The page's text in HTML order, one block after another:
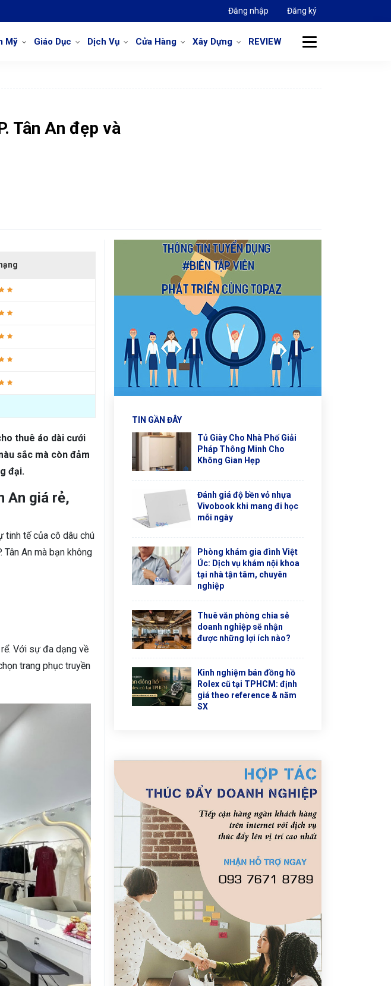
Đăng nhập Đăng ký
Mỹ Giáo Dục Dịch Vụ Cửa Hàng Xây Dựng REVIEW
Tân An đẹp và
thuê áo dài cưới
sắc mà còn đảm
đại.
An giá rẻ,
tinh tế của cô dâu chú
An mà bạn không
Với sự đa dạng về
trang phục truyền
TIN GẦN ĐÂY
Tủ Giày Cho Nhà Phố Giải
Pháp Thông Minh Cho
Không Gian Hẹp
Đánh giá độ bền vỏ nhựa
Vivobook khi mang đi học
mỗi ngày
Phòng khám gia đình Việt
Úc: Dịch vụ khám nội khoa
tại nhà tận tâm, chuyên
nghiệp
Thuê văn phòng chia sẻ
doanh nghiệp sẽ nhận
được những lợi ích nào?
Kinh nghiệm bán đồng hồ
Rolex cũ tại TPHCM: định
giá theo reference & năm
SX